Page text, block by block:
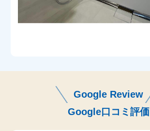
Google Review
Google口コミ評価